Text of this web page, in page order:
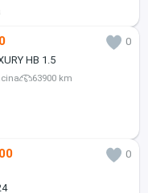
0
HB 1.5
63900 km
0